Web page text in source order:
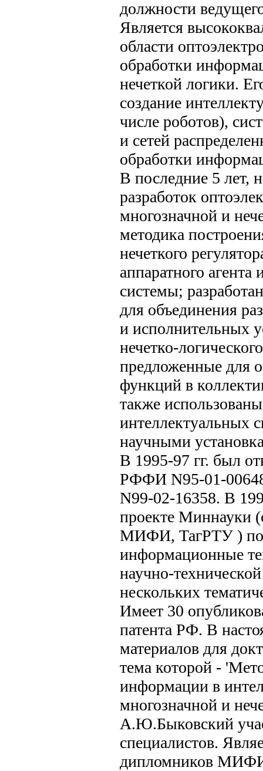
должности
Является
области
обработки
нечеткой логики.
создание
числе роботов),
и сетей
обработки
В последние 5 лет,
разработок
многозначной и
методика
нечеткого
аппаратного
системы;
для объединения
и исполнительных
нечетко-
предложенные для
функций в
также
интеллектуальных
научными
В 1995-97 гг. был
РФФИ N95-01-
N99-02-16358. В
проекте
МИФИ, ТагРТУ ) по
информационные
научно-
нескольких
Имеет 30
патента РФ. В
материалов для
тема которой -
информации в
многозначной и
А.Ю.Быковский
специалистов.
дипломников